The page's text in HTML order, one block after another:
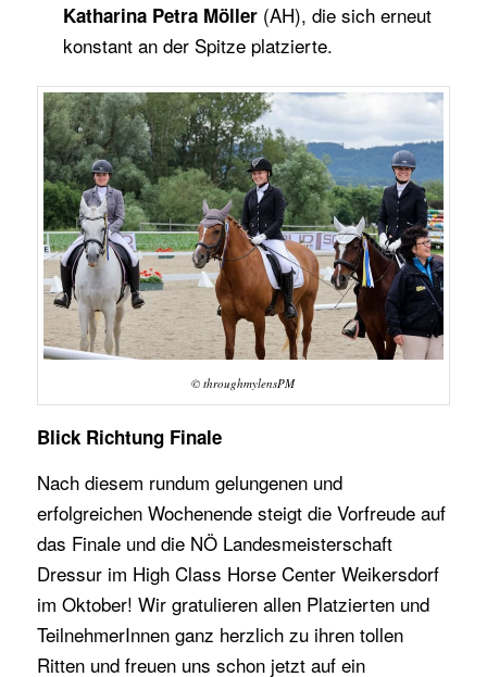
Katharina Petra Möller (AH), die sich erneut
konstant an der Spitze platzierte.
© throughmylensPM
Blick Richtung Finale
Nach diesem rundum gelungenen und
erfolgreichen Wochenende steigt die Vorfreude auf
das Finale und die NÖ Landesmeisterschaft
Dressur im High Class Horse Center Weikersdorf
im Oktober! Wir gratulieren allen Platzierten und
TeilnehmerInnen ganz herzlich zu ihren tollen
Ritten und freuen uns schon jetzt auf ein